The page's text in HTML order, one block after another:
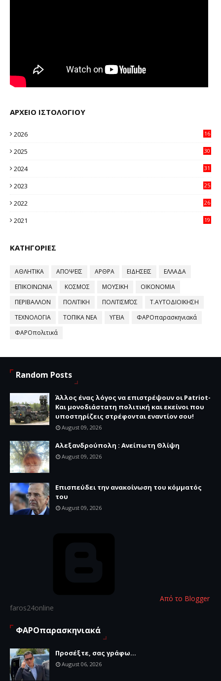
ΑΡΧΕΙΟ ΙΣΤΟΛΟΓΙΟΥ
2026
16
2025
30
2024
31
2023
25
2022
26
2021
19
ΚΑΤΗΓΟΡΙΕΣ
ΑΘΛΗΤΙΚΑ ΑΠΟΨΕΙΣ ΑΡΘΡΑ ΕΙΔΗΣΕΙΣ
ΕΛΛΑΔΑ
ΕΠΙΚΟΙΝΩΝΙΑ
ΚΟΣΜΟΣ ΜΟΥΣΙΚΗ
ΟΙΚΟΝΟΜΙΑ
ΠΕΡΙΒΑΛΛΟΝ
ΠΟΛΙΤΙΚΗ ΠΟΛΙΤΙΣΜΌΣ
Τ.ΑΥΤΟΔΙΟΙΚΗΣΗ
ΤΕΧΝΟΛΟΓΙΑ
ΤΟΠΙΚΑ ΝΕΑ ΥΓΕΙΑ
ΦΑΡΟπαρασκηνιακά
ΦΑΡΟπολιτικά
Random Posts
Άλλος ένας λόγος να επιστρέψουν οι Patriot-
Και μονοδιάστατη πολιτική και εκείνοι που
υποστηρίζεις στρέφονται εναντίον σου!
August 09, 2026
Αλεξανδρούπολη : Ανείπωτη Θλίψη
August 09, 2026
Επισπεύδει την ανακοίνωση του κόμματός
του
August 09, 2026
Από το Blogger
faros24online
ΦΑΡΟπαρασκηνιακά
Προσέξτε, σας γράφω...
August 06, 2026